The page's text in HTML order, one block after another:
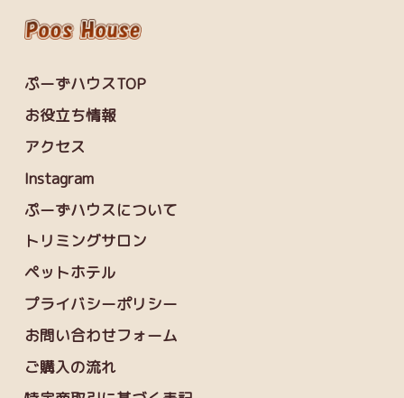
ぷーずハウスTOP
お役立ち情報
アクセス
Instagram
ぷーずハウスについて
トリミングサロン
ペットホテル
プライバシーポリシー
お問い合わせフォーム
ご購入の流れ